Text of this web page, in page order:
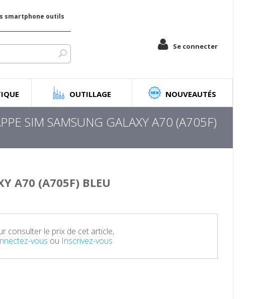
smartphone outils
Se connecter
OUTILLAGE NOUVEAUTÉS
SIM SAMSUNG GALAXY A70 (A705F)
A70 (A705F) BLEU
consulter le prix de cet article,
vous ou Inscrivez-vous